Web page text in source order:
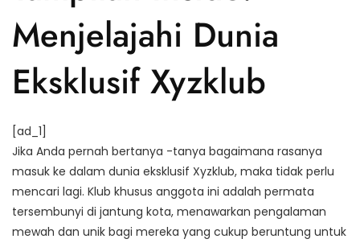
Menjelajahi Dunia
Eksklusif Xyzklub
[ad_1]
Jika Anda pernah bertanya -tanya bagaimana rasanya
masuk ke dalam dunia eksklusif Xyzklub, maka tidak perlu
mencari lagi. Klub khusus anggota ini adalah permata
tersembunyi di jantung kota, menawarkan pengalaman
mewah dan unik bagi mereka yang cukup beruntung untuk